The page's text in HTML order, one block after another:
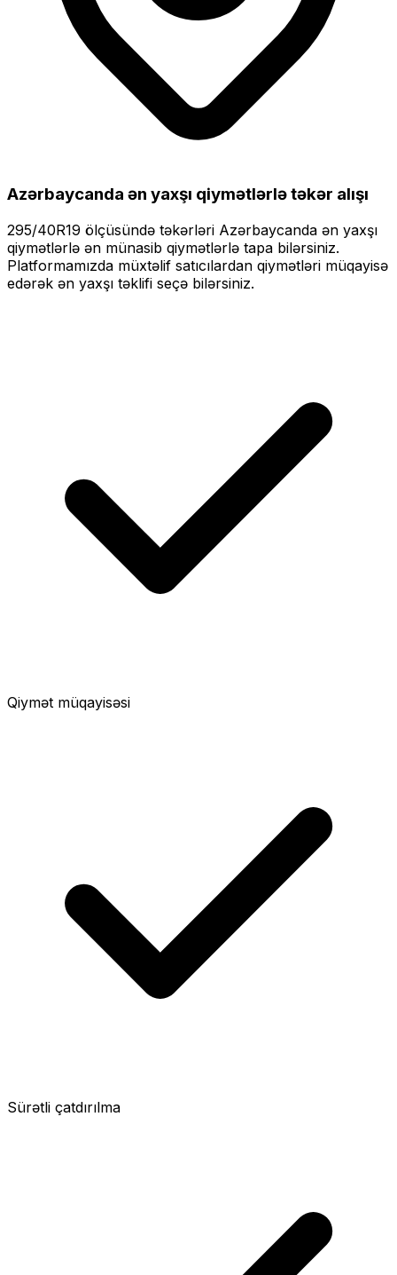
Azərbaycanda ən yaxşı qiymətlərlətəkər alışı
295/40R19 ölçüsündə təkərləri Azərbaycanda ən yaxşı
qiymətlərlə ən münasib qiymətlərlə tapa bilərsiniz.
Platformamızda müxtəlif satıcılardan qiymətləri müqayisə
edərək ən yaxşı təklifi seçə bilərsiniz.
Qiymət müqayisəsi
Sürətli çatdırılma